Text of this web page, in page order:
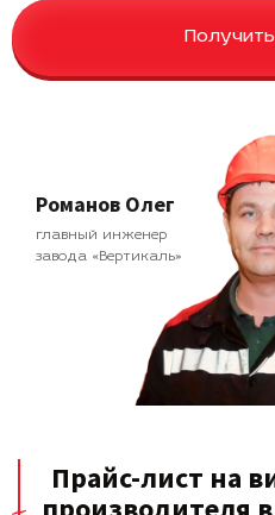
Романов Олег
главный инженер
завода «Вертикаль»
Прайс-лист на